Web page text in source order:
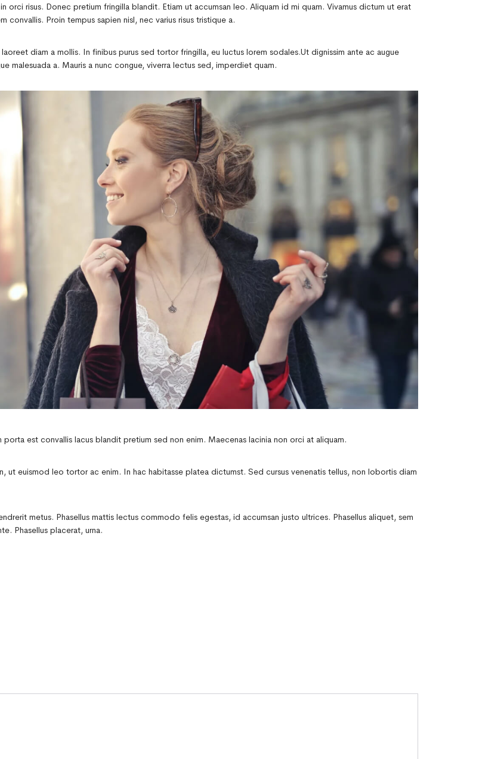
risus. Donec pretium fringilla blandit. Etiam ut accumsan leo. Aliquam id mi quam. Vivamus dictum ut erat
Proin tempus sapien nisl, nec varius risus tristique a.
diam a mollis. In finibus purus sed tortor fringilla, eu luctus lorem sodales.Ut dignissim ante ac augue
malesuada a. Mauris a nunc congue, viverra lectus sed, imperdiet quam.
est convallis lacus blandit pretium sed non enim. Maecenas lacinia non orci at aliquam.
ut euismod leo tortor ac enim. In hac habitasse platea dictumst. Sed cursus venenatis tellus, non lobortis diam
metus. Phasellus mattis lectus commodo felis egestas, id accumsan justo ultrices. Phasellus aliquet, sem
Phasellus placerat, urna.